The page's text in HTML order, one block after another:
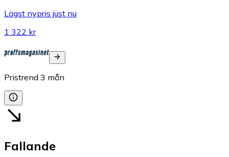
Lägst nypris just nu
1 322 kr
Pristrend 3 mån
Fallande